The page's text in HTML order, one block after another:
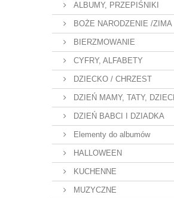
ALBUMY, PRZEPIŚNIKI
BOŻE NARODZENIE /ZIMA
BIERZMOWANIE
CYFRY, ALFABETY
DZIECKO / CHRZEST
DZIEŃ MAMY, TATY,
DZIEŃ BABCI I DZIADKA
Elementy do albumów
HALLOWEEN
KUCHENNE
MUZYCZNE